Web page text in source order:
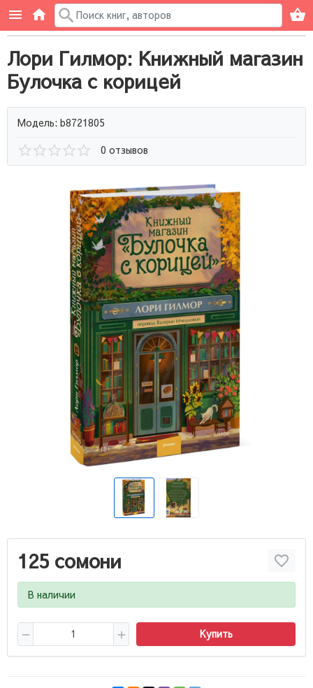
Лори Гилмор: Книжный магазин
Булочка с корицей
Модель: b8721805
0 отзывов
125 сомони
В наличии
Купить